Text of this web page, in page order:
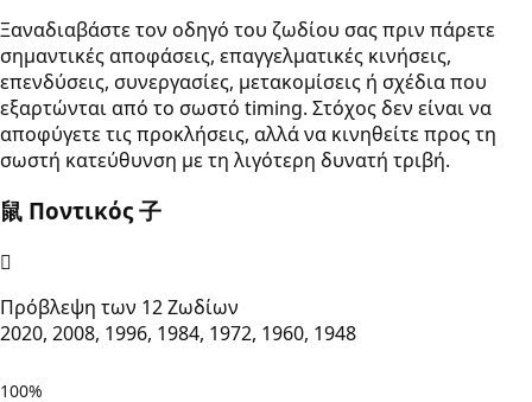
Ξαναδιαβάστε τον οδηγό του ζωδίου σας πριν πάρετε
σημαντικές αποφάσεις, επαγγελματικές κινήσεις,
επενδύσεις, συνεργασίες, μετακομίσεις ή σχέδια που
εξαρτώνται από το σωστό timing. Στόχος δεν είναι να
αποφύγετε τις προκλήσεις, αλλά να κινηθείτε προς τη
σωστή κατεύθυνση με τη λιγότερη δυνατή τριβή.
鼠 Ποντικός 子
Πρόβλεψη των 12 Ζωδίων
2020, 2008, 1996, 1984, 1972, 1960, 1948
100%